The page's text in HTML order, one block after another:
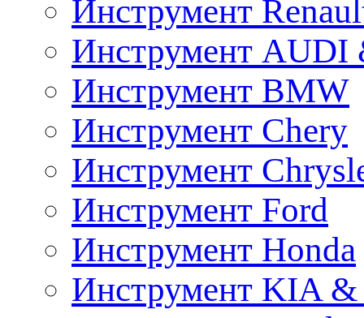
Инструмент
Инструмент AUDI
Инструмент BMW
Инструмент Chery
Инструмент
Инструмент Ford
Инструмент Honda
Инструмент KIA